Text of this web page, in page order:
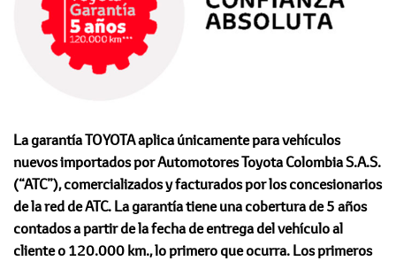
La garantía TOYOTA aplica únicamente para vehículos
nuevos importados por Automotores Toyota Colombia S.A.S.
(“ATC”), comercializados y facturados por los concesionarios
de la red de ATC. La garantía tiene una cobertura de 5 años
contados a partir de la fecha de entrega del vehículo al
cliente o 120.000 km., lo primero que ocurra. Los primeros